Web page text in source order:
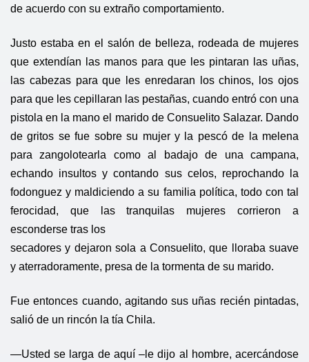
de acuerdo con su extraño comportamiento.
Justo estaba en el salón de belleza, rodeada de mujeres
que extendían las manos para que les pintaran las uñas,
las cabezas para que les enredaran los chinos, los ojos
para que les cepillaran las pestañas, cuando entró con una
pistola en la mano el marido de Consuelito Salazar. Dando
de gritos se fue sobre su mujer y la pescó de la melena
para zangolotearla como al badajo de una campana,
echando insultos y contando sus celos, reprochando la
fodonguez y maldiciendo a su familia política, todo con tal
ferocidad, que las tranquilas mujeres corrieron a
esconderse tras los
secadores y dejaron sola a Consuelito, que lloraba suave
y aterradoramente, presa de la tormenta de su marido.
Fue entonces cuando, agitando sus uñas recién pintadas,
salió de un rincón la tía Chila.
—Usted se larga de aquí –le dijo al hombre, acercándose